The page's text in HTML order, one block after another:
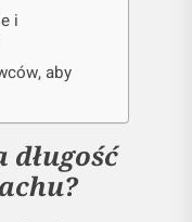
i
aby
długość